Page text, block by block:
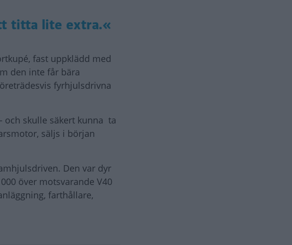
titta lite extra.«
fast uppklädd med
den inte får bära
fyrhjulsdrivna
och skulle säkert kunna ta
säljs i början
Den var dyr
över motsvarande V40
farthållare,